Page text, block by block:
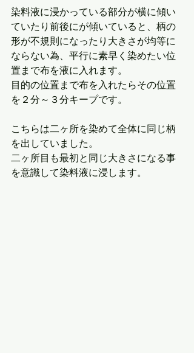
染料液に浸かっている部分が横に傾い
ていたり前後にが傾いていると、柄の
形が不規則になったり大きさが均等に
ならない為、平行に素早く染めたい位
置まで布を液に入れます。
目的の位置まで布を入れたらその位置
を２分～３分キープです。
こちらは二ヶ所を染めて全体に同じ柄
を出していました。
二ヶ所目も最初と同じ大きさになる事
を意識して染料液に浸します。